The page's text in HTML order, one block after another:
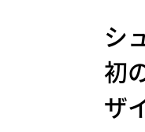
シ
初
ザ